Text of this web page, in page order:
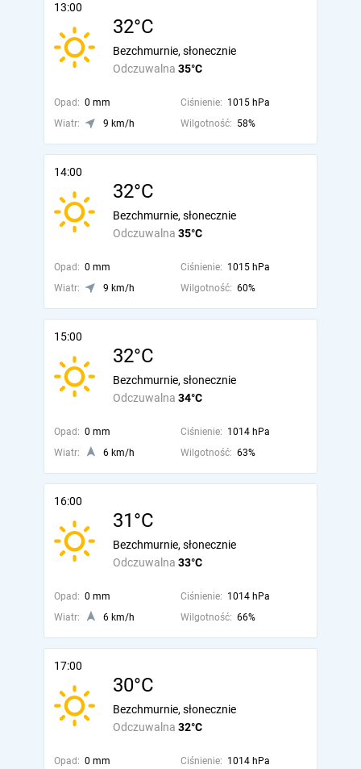
13:00
32°C
Odczuwalna 35°C
Bezchmurnie, słonecznie
Opad: 0 mm Ciśnienie: 1015 hPa
Wiatr:
9 km/h Wilgotność: 58%
14:00
32°C
Odczuwalna 35°C
Bezchmurnie, słonecznie
Opad: 0 mm Ciśnienie: 1015 hPa
Wiatr:
9 km/h Wilgotność: 60%
15:00
32°C
Odczuwalna 34°C
Bezchmurnie, słonecznie
Opad: 0 mm Ciśnienie: 1014 hPa
Wiatr:
6 km/h Wilgotność: 63%
16:00
31°C
Odczuwalna 33°C
Bezchmurnie, słonecznie
Opad: 0 mm Ciśnienie: 1014 hPa
Wiatr:
6 km/h Wilgotność: 66%
17:00
30°C
Odczuwalna 32°C
Bezchmurnie, słonecznie
Opad: 0 mm Ciśnienie: 1014 hPa